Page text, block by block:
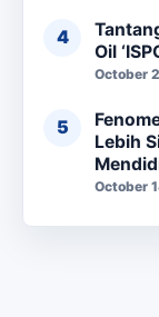
Oil
October
Lebih
October